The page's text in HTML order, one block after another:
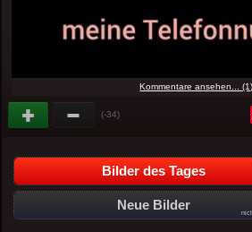
Kommentare ansehen... (1)
(-34)
Bilder des Tages
Neue Bilder